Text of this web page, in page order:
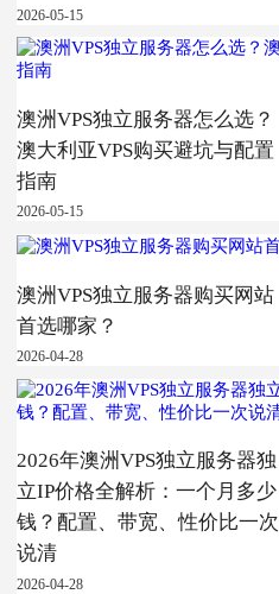
2026-05-15
澳洲VPS独立服务器怎么选？
澳大利亚VPS购买避坑与配置
指南
2026-05-15
澳洲VPS独立服务器购买网站
首选哪家？
2026-04-28
2026年澳洲VPS独立服务器独
立IP价格全解析：一个月多少
钱？配置、带宽、性价比一次
说清
2026-04-28